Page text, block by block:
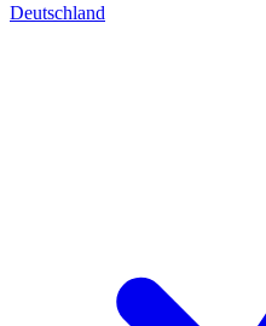
Deutschland